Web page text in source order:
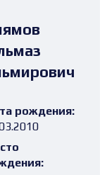
рождения: